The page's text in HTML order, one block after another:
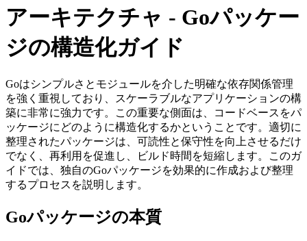
アーキテクチャ - Goパッケー
ジの構造化ガイド
Goはシンプルさとモジュールを介した明確な依存関係管理
を強く重視しており、スケーラブルなアプリケーションの構
築に非常に強力です。この重要な側面は、コードベースをパ
ッケージにどのように構造化するかということです。適切に
整理されたパッケージは、可読性と保守性を向上させるだけ
でなく、再利用を促進し、ビルド時間を短縮します。このガ
イドでは、独自のGoパッケージを効果的に作成および整理
するプロセスを説明します。
Goパッケージの本質